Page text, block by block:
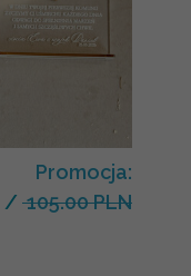
Promocja:
/ 105.00 PLN